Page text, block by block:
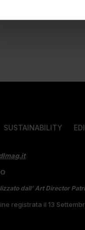
SUSTAINABILITY
dall’ Art Director
registrata il 13